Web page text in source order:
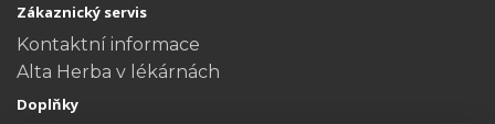
Zákaznický servis
Kontaktní informace
Alta Herba v lékárnách
Doplňky